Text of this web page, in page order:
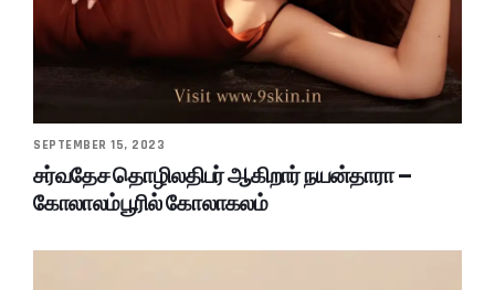
SEPTEMBER 15, 2023
சர்வதேச தொழிலதிபர் ஆகிறார் நயன்தாரா –
கோலாலம்பூரில் கோலாகலம்